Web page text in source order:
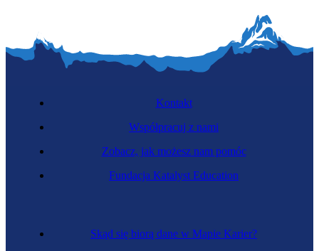
Skąd się biorą dane w Mapie Karier?
Kontakt
Współpracuj z nami
Zobacz, jak możesz nam pomóc
Fundacja Katalyst Education